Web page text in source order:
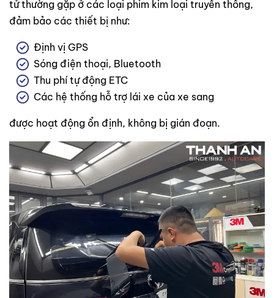
tử thường gặp ở các loại phim kim loại truyền thống,
đảm bảo các thiết bị như:
Định vị GPS
Sóng điện thoại, Bluetooth
Thu phí tự động ETC
Các hệ thống hỗ trợ lái xe của xe sang
được hoạt động ổn định, không bị gián đoạn.